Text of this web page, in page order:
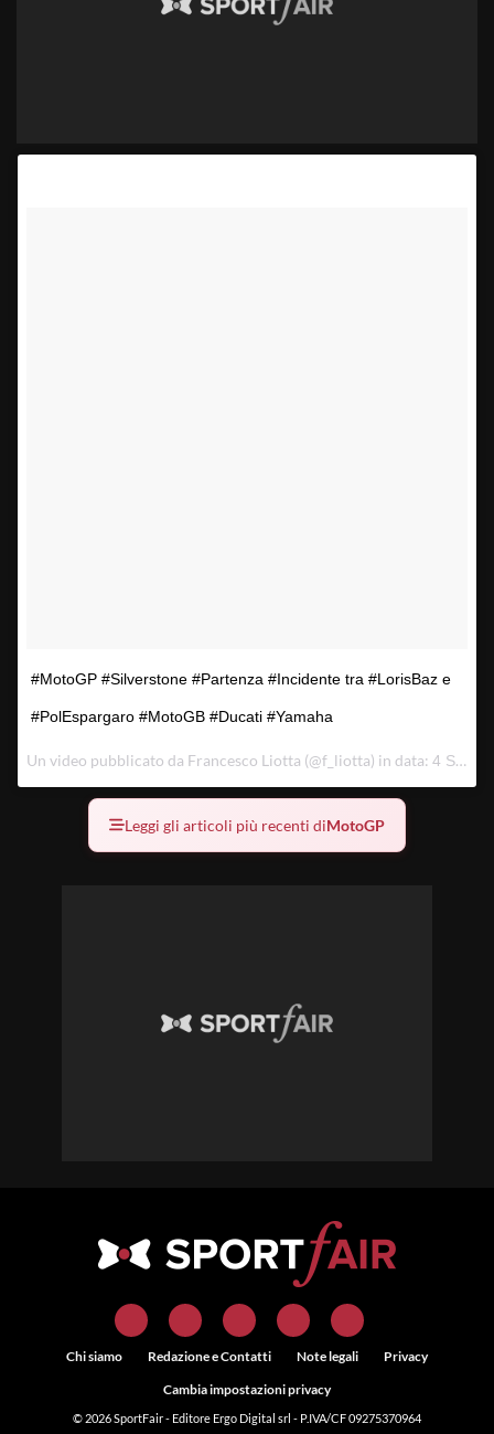
#MotoGP #Silverstone #Partenza #Incidente tra #LorisBaz e
#PolEspargaro #MotoGB #Ducati #Yamaha
Un video pubblicato da Francesco Liotta (@f_liotta) in data: 4 Set 2016 alle ore 07:38 PDT
Leggi gli articoli più recenti diMotoGP
Chi siamo Redazione e Contatti Note legali
Privacy
Cambia impostazioni privacy
© 2026SportFair- Editore Ergo Digital srl - P.IVA/CF 09275370964